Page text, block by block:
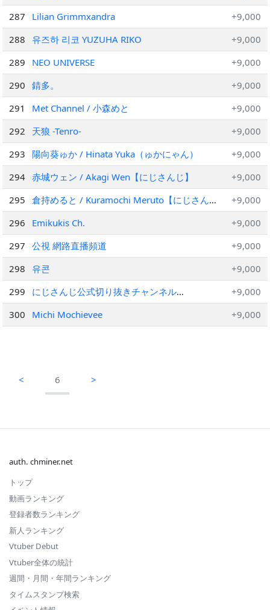
287
Lilian Grimmxandra
+9,000
288
유즈하 리코 YUZUHA RIKO
+9,000
289
NEO UNIVERSE
+9,000
290
錆多。
+9,000
291
Met Channel / 小森めと
+9,000
292
天狼 -Tenro-
+9,000
293
陽向葵ゅか / Hinata Yuka（ゅかにゃん）
+9,000
294 赤城ウェン / Akagi Wen【にじさんじ】
+9,000
295
倉持めると / Kuramochi Meruto【にじさん
じ】
+9,000
296
Emikukis Ch.
+9,000
297
公視 網路直播頻道
+9,000
298
유콘
+9,000
299
にじさんじ公式切り抜きチャンネル
【NIJISANJI Official Best Moments】
+9,000
300
Michi Mochievee +9,000
< 6 >
auth. chminer.net
トップ
動画ランキング
登録者数ランキング
新人ランキング
Vtuber Debut
Vtuber全体の統計
週間・月間・年間ランキング
タイムスタンプ検索